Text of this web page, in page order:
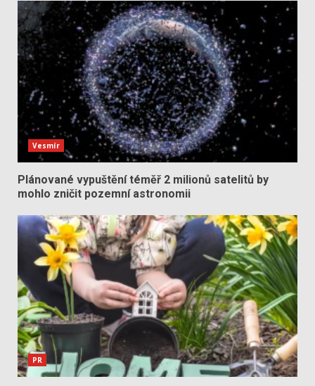
Vesmír
Plánované vypuštění téměř 2 milionů satelitů by
mohlo zničit pozemní astronomii
PR